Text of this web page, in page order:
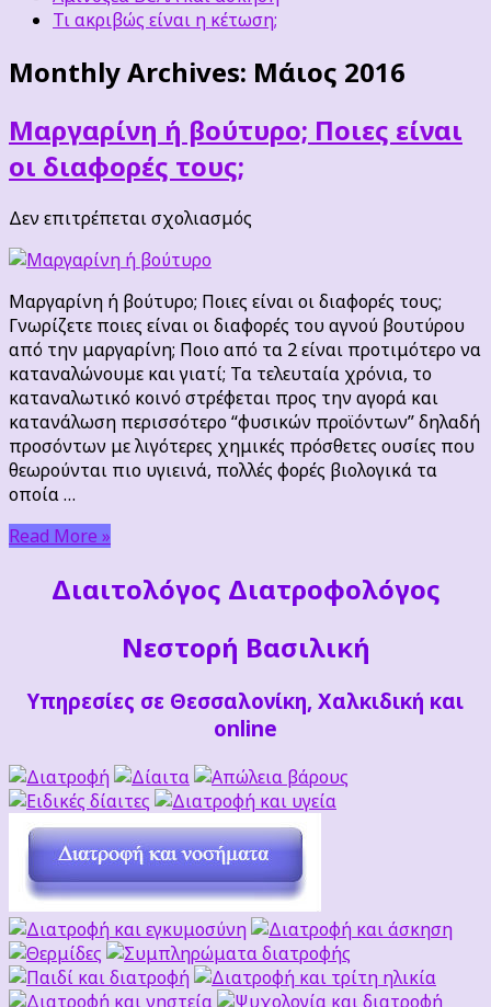
Τι ακριβώς είναι η κέτωση;
Monthly Archives: Μάιος 2016
Μαργαρίνη ή βούτυρο; Ποιες είναι
οι διαφορές τους;
Δεν επιτρέπεται σχολιασμός
βούτυρο;
Ποιες
είναι
οι
διαφορές
τους;
Μαργαρίνη ή βούτυρο; Ποιες είναι οι διαφορές τους;
Γνωρίζετε ποιες είναι οι διαφορές του αγνού βουτύρου
από την μαργαρίνη; Ποιο από τα 2 είναι προτιμότερο να
καταναλώνουμε και γιατί; Τα τελευταία χρόνια, το
καταναλωτικό κοινό στρέφεται προς την αγορά και
κατανάλωση περισσότερο “φυσικών προϊόντων” δηλαδή
προσόντων με λιγότερες χημικές πρόσθετες ουσίες που
θεωρούνται πιο υγιεινά, πολλές φορές βιολογικά τα
οποία …
Read More »
Διαιτoλόγος Διατροφολόγος
Νεστορή Βασιλική
Υπηρεσίες σε Θεσσαλονίκη, Χαλκιδική και
online